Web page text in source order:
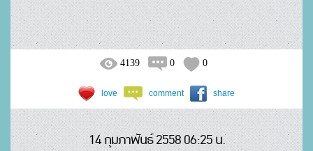
4139 0 0
love comment share
14 กุมภาพันธ์ 2558 06:25 น.